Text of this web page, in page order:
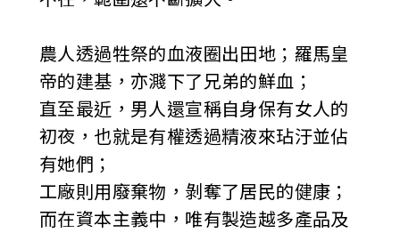
農人透過牲祭的血液圈出田地；羅馬皇
帝的建基，亦濺下了兄弟的鮮血；
直至最近，男人還宣稱自身保有女人的
初夜，也就是有權透過精液來玷汙並佔
有她們；
工廠則用廢棄物，剝奪了居民的健康；
而在資本主義中，唯有製造越多產品及